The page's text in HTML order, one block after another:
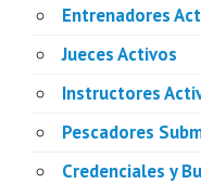
Entrenadores
Jueces Activos
Instructores
Pescadores
Credenciales y